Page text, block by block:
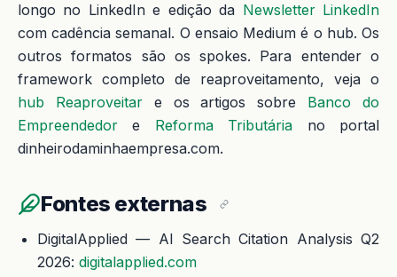
longo no LinkedIn e edição da Newsletter LinkedIn
com cadência semanal. O ensaio Medium é o hub. Os
outros formatos são os spokes. Para entender o
framework completo de reaproveitamento, veja o
hub Reaproveitare os artigos sobre Banco do
Empreendedor e Reforma Tributária no portal
dinheirodaminhaempresa.com.
Fontes externas
DigitalApplied — AI Search Citation Analysis Q2
2026: digitalapplied.com